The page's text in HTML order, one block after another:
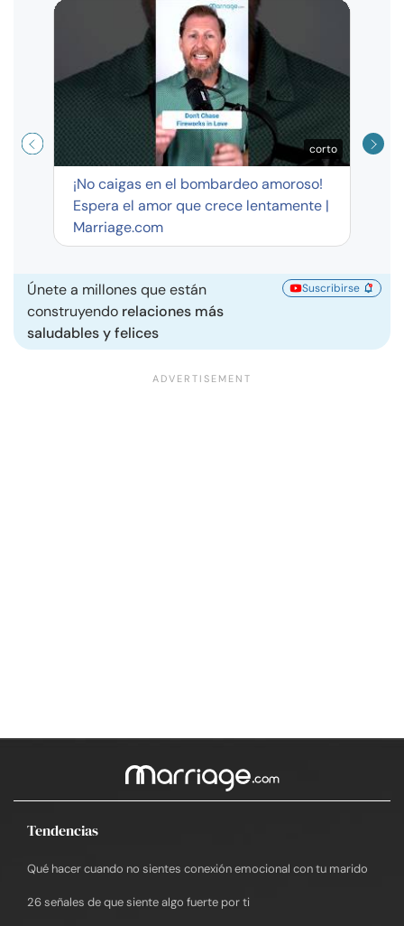
corto
¡No caigas en el bombardeo amoroso!
Espera el amor que crece lentamente |
Marriage.com
Únete a millones que están
construyendo relaciones más
saludables y felices
Suscribirse
Tendencias
Qué hacer cuando no sientes conexión emocional con tu marido
26 señales de que siente algo fuerte por ti